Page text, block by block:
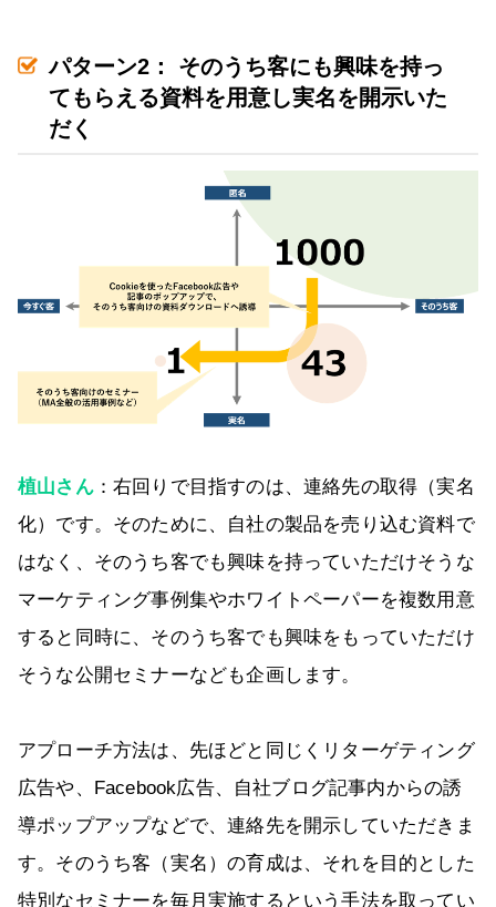
パターン2： そのうち客にも興味を持っ
てもらえる資料を用意し実名を開示いた
だく
植山さん：右回りで目指すのは、連絡先の取得（実名
化）です。そのために、自社の製品を売り込む資料で
はなく、そのうち客でも興味を持っていただけそうな
マーケティング事例集やホワイトペーパーを複数用意
すると同時に、そのうち客でも興味をもっていただけ
そうな公開セミナーなども企画します。
アプローチ方法は、先ほどと同じくリターゲティング
広告や、Facebook広告、自社ブログ記事内からの誘
導ポップアップなどで、連絡先を開示していただきま
す。そのうち客（実名）の育成は、それを目的とした
特別なセミナーを毎月実施するという手法を取ってい